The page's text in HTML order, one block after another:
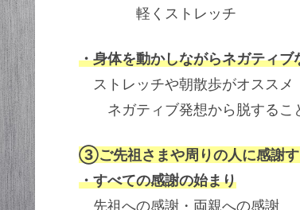
軽くストレッチ
・身体を動かしながらネガティ
ストレッチや朝散歩がオススメ
ネガティブ発想から脱するこ
③ご先祖さまや周りの人に感謝
・すべての感謝の始まり
先祖への感謝・両親への感謝